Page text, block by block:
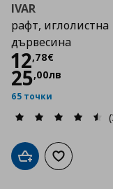
IVAR
рафт, иглолистна
дървесина
12,78€
Цена
25,00лв
65 точки
Добави вДобави